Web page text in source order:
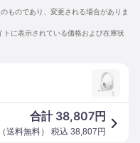
ものであり、変更される場合がありま
に表示されている価格および在庫状
合計 38,807円
（送料無料） 税込 38,807 円